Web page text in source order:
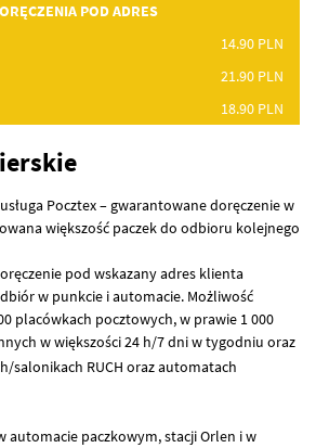
PODADRES
14.90 PLN
21.90 PLN
18.90 PLN
Pocztex – gwarantowane doręczenie w
większość paczek do odbioru kolejnego
pod wskazany adres klienta
w punkcie i automacie. Możliwość
placówkach pocztowych, w prawie 1 000
w większości 24 h/7 dni w tygodniu oraz
salonikach RUCH oraz automatach
automacie paczkowym, stacji Orlen i w